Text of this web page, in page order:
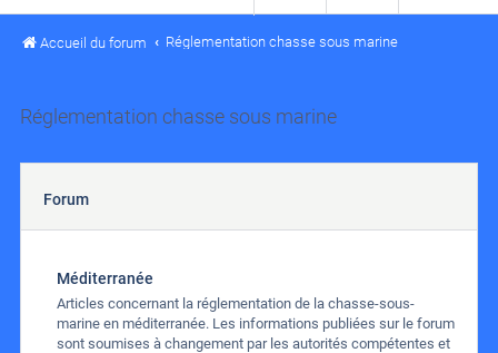
Accueil du forum Réglementation chasse sous marine
Réglementation chasse sous marine
Forum
Méditerranée
Articles concernant la réglementation de la chasse-sous-
marine en méditerranée. Les informations publiées sur le forum
sont soumises à changement par les autorités compétentes et